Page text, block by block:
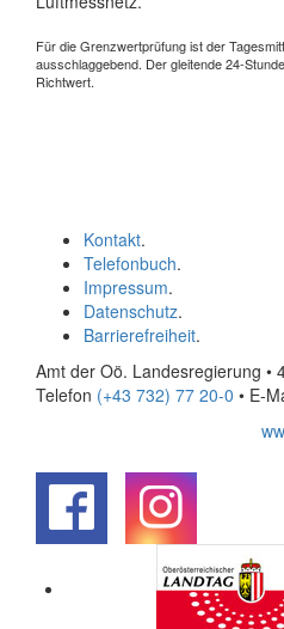
Für die Grenzwertprüfung ist der
ausschlaggebend. Der gleitende 24-
Richtwert.
Kontakt.
Telefonbuch.
Impressum.
Datenschutz.
Barrierefreiheit.
Amt der Oö. Landesregierung •
Telefon (+43 732) 77 20-0 • E-